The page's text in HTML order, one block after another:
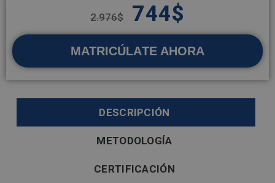
2.976$ 744$
MATRICÚLATE AHORA
DESCRIPCIÓN
METODOLOGÍA
CERTIFICACIÓN